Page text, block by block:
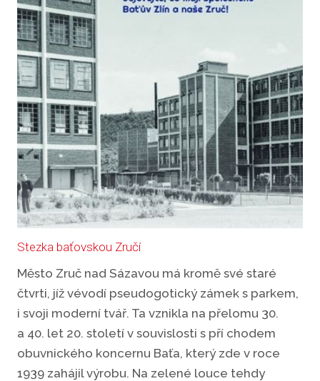
Stezka baťovskou Zručí
Město Zruč nad Sázavou má kromě své staré
čtvrti, jíž vévodí pseudogotický zámek s parkem,
i svoji moderní tvář. Ta vznikla na přelomu 30.
a 40. let 20. století v souvislosti s pří chodem
obuvnického koncernu Baťa, který zde v roce
1939 zahájil výrobu. Na zelené louce tehdy